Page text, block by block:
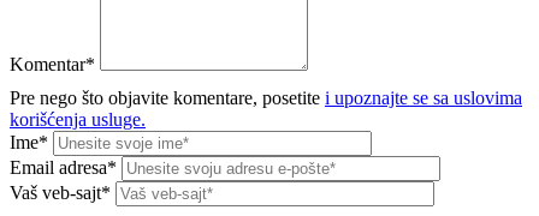
Komentar*
Pre nego što objavite komentare, posetite i upoznajte se sa uslovima
korišćenja usluge.
Ime*
Email adresa*
Vaš veb-sajt*